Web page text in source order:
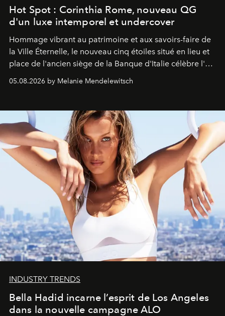
Hot Spot : Corinthia Rome, nouveau QG
d'un luxe intemporel et undercover
Hommage vibrant au patrimoine et aux savoirs-faire de
la Ville Éternelle, le nouveau cinq étoiles situé en lieu et
place de l'ancien siège de la Banque d'Italie célèbre l'art
de vivre Romain dans toute son élégance intemporelle.
05.08.2026 by Melanie Mendelewitsch
INDUSTRY TRENDS
Bella Hadid incarne l’esprit de Los Angeles
dans la nouvelle campagne ALO